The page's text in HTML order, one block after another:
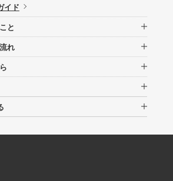
イド
と
れ